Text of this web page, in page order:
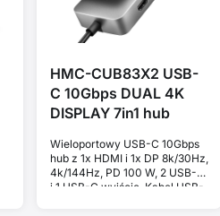
HMC-CUB83X2 USB-
C 10Gbps DUAL 4K
DISPLAY 7in1 hub
Wieloportowy USB-C 10Gbps
hub z 1x HDMI i 1x DP 8k/30Hz,
4k/144Hz, PD 100 W, 2 USB-A
i 1 USB-C wyjście. Kabel USB-